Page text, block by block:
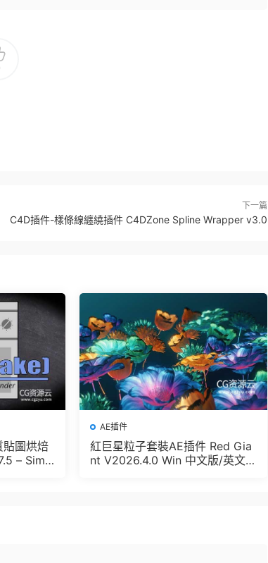
下一篇
C4D插件-樣條線纏繞插件 C4DZone Spline Wrapper v3.0
貼圖烘焙
– Simpl
AE插件
紅巨星粒子套裝AE插件 Red Gia
nt V2026.4.0 Win 中文版/英文